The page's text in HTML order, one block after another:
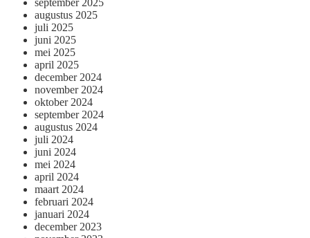
augustus 2025
juli 2025
juni 2025
mei 2025
april 2025
december 2024
november 2024
oktober 2024
september 2024
augustus 2024
juli 2024
juni 2024
mei 2024
april 2024
maart 2024
februari 2024
januari 2024
december 2023